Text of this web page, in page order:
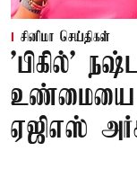
சினிமா செய்திகள்
'பிகில்'
உண்மையை
ஏஜிஎஸ்